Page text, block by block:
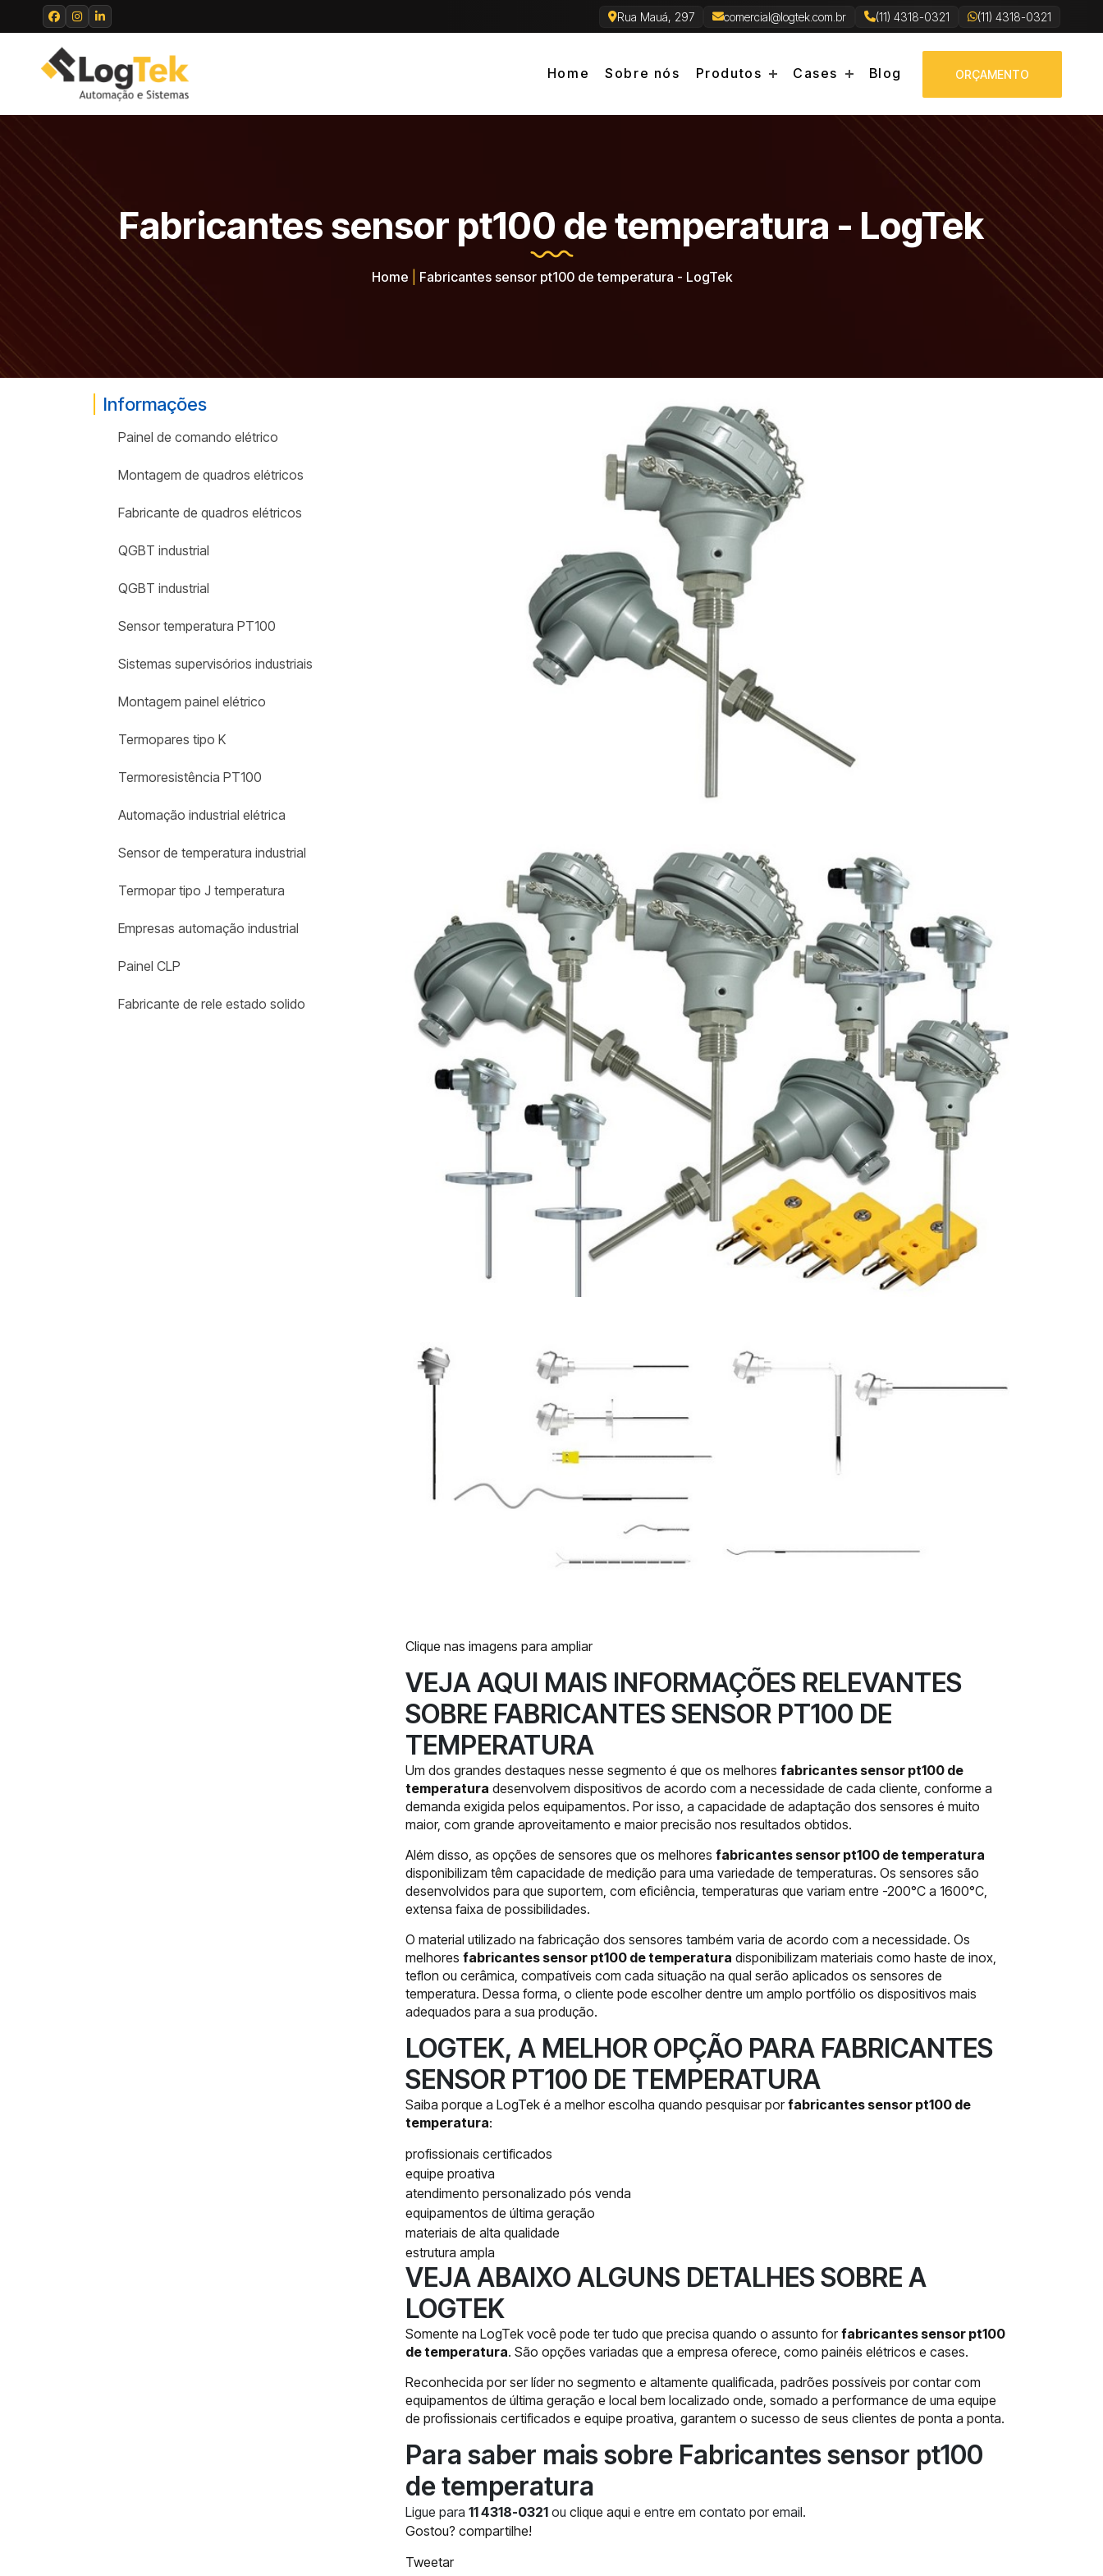
Rua Mauá, 297 comercial@logtek.com.br (11) 4318-0321 (11) 4318-0321
Home Sobre nós Produtos Cases Blog ORÇAMENTO
Fabricantes sensor pt100 de temperatura - LogTek
Home Fabricantes sensor pt100 de temperatura - LogTek
Informações
Painel de comando elétrico
Montagem de quadros elétricos
Fabricante de quadros elétricos
QGBT industrial
QGBT industrial
Sensor temperatura PT100
Sistemas supervisórios industriais
Montagem painel elétrico
Termopares tipo K
Termoresistência PT100
Automação industrial elétrica
Sensor de temperatura industrial
Termopar tipo J temperatura
Empresas automação industrial
Painel CLP
Fabricante de rele estado solido
Clique nas imagens para ampliar
VEJA AQUI MAIS INFORMAÇÕES RELEVANTES
SOBRE FABRICANTES SENSOR PT100 DE
TEMPERATURA
Um dos grandes destaques nesse segmento é que os melhores fabricantes sensor pt100 de
temperatura desenvolvem dispositivos de acordo com a necessidade de cada cliente, conforme a
demanda exigida pelos equipamentos. Por isso, a capacidade de adaptação dos sensores é muito
maior, com grande aproveitamento e maior precisão nos resultados obtidos.
Além disso, as opções de sensores que os melhores fabricantes sensor pt100 de temperatura
disponibilizam têm capacidade de medição para uma variedade de temperaturas. Os sensores são
desenvolvidos para que suportem, com eficiência, temperaturas que variam entre -200°C a 1600°C,
extensa faixa de possibilidades.
O material utilizado na fabricação dos sensores também varia de acordo com a necessidade. Os
melhores fabricantes sensor pt100 de temperatura disponibilizam materiais como haste de inox,
teflon ou cerâmica, compatíveis com cada situação na qual serão aplicados os sensores de
temperatura. Dessa forma, o cliente pode escolher dentre um amplo portfólio os dispositivos mais
adequados para a sua produção.
LOGTEK, A MELHOR OPÇÃO PARA FABRICANTES
SENSOR PT100 DE TEMPERATURA
Saiba porque a LogTek é a melhor escolha quando pesquisar porfabricantes sensor pt100 de
temperatura:
profissionais certificados
equipe proativa
atendimento personalizado pós venda
equipamentos de última geração
materiais de alta qualidade
estrutura ampla
VEJA ABAIXO ALGUNS DETALHES SOBRE A
LOGTEK
Somente na LogTek você pode ter tudo que precisa quando o assunto forfabricantes sensor pt100
de temperatura. São opções variadas que a empresa oferece, como painéis elétricos e cases.
Reconhecida por ser líder no segmento e altamente qualificada, padrões possíveis por contar com
equipamentos de última geração e local bem localizado onde, somado a performance de uma equipe
de profissionais certificados e equipe proativa, garantem o sucesso de seus clientes de ponta a ponta.
Para saber mais sobre Fabricantes sensor pt100
de temperatura
Ligue para 11 4318-0321 ou clique aqui e entre em contato por email.
Gostou? compartilhe!
Tweetar